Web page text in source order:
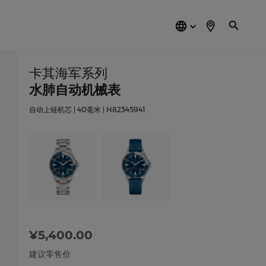
简
体
卡其海军系列
水肺自动机械表
自动上链机芯 | 40毫米 | H82345941
¥5,400.00
建议零售价